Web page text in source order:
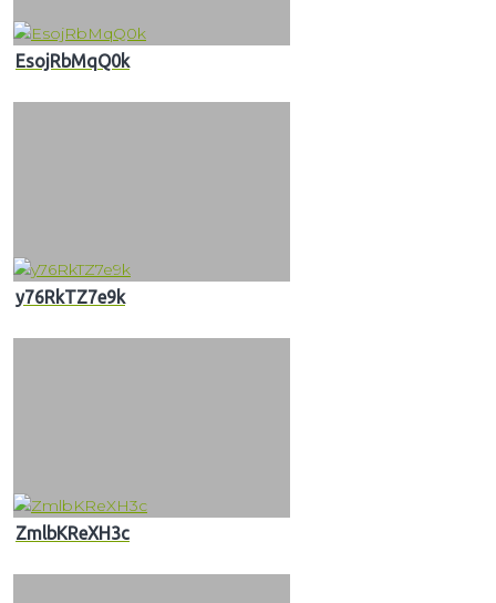
EsojRbMqQ0k
y76RkTZ7e9k
ZmlbKReXH3c